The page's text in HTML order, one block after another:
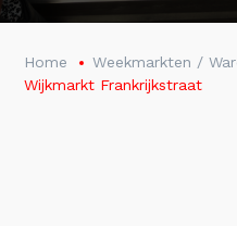
Home
Weekmarkten /
Wijkmarkt Frankrijkstraat